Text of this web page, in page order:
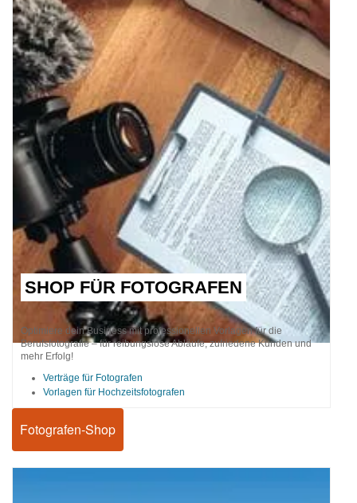
SHOP FÜR FOTOGRAFEN
Optimiere dein Business mit professionellen Vorlagen für die
Berufsfotografie – für reibungslose Abläufe, zufriedene Kunden und
mehr Erfolg!
Verträge für Fotografen
Vorlagen für Hochzeitsfotografen
Fotografen-Shop